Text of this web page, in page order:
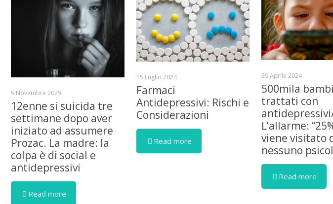
5 Novembre 2025
12enne si suicida tre
settimane dopo aver
iniziato ad assumere
Prozac. La madre: la
colpa è di social e
antidepressivi
Read more
15 Luglio 2024
Farmaci
Antidepressivi: Rischi e
Considerazioni
Read more
29 Aprile 2024
500mila
trattati con
L’allarme:
viene visitato
nessuno
Read more